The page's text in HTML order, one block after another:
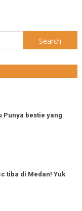
Search
for:
Punya bestie yang
tiba di Medan! Yuk